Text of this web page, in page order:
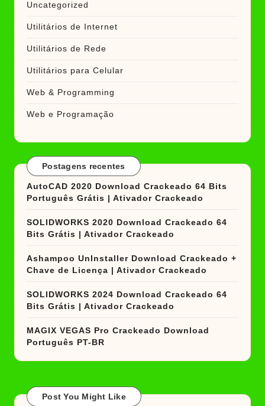
Uncategorized
Utilitários de Internet
Utilitários de Rede
Utilitários para Celular
Web & Programming
Web e Programação
Postagens recentes
AutoCAD 2020 Download Crackeado 64 Bits
Português Grátis | Ativador Crackeado
SOLIDWORKS 2020 Download Crackeado 64
Bits Grátis | Ativador Crackeado
Ashampoo UnInstaller Download Crackeado +
Chave de Licença | Ativador Crackeado
SOLIDWORKS 2024 Download Crackeado 64
Bits Grátis | Ativador Crackeado
MAGIX VEGAS Pro Crackeado Download
Português PT-BR
Post You Might Like